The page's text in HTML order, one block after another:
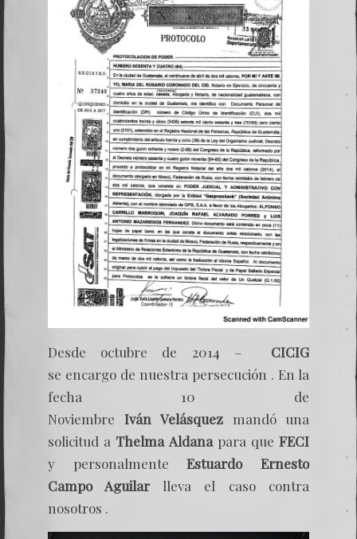
Desde octubre de 2014 – CICIG
se encargo de nuestra persecución . En la
fecha 10 de
Noviembre Iván Velásquez mandó una
solicitud a Thelma Aldanapara que FECI
y personalmenteEstuardo Ernesto
Campo Aguilarlleva el caso contra
nosotros .